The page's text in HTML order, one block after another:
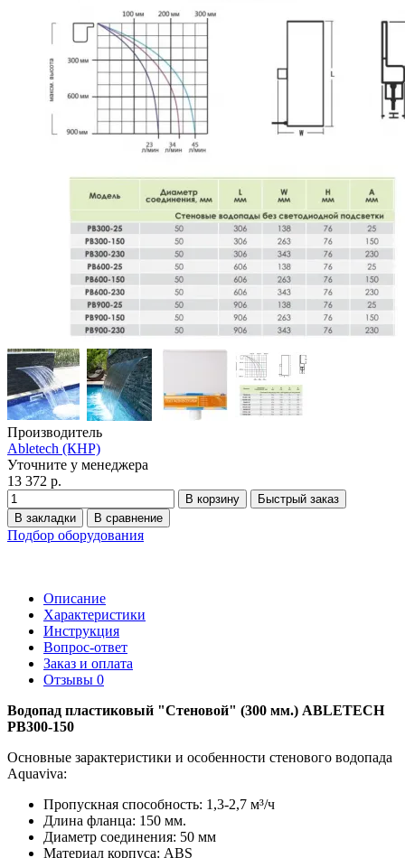
Производитель
Abletech (КНР)
Уточните у менеджера
13 372 р.
В корзину
Быстрый заказ
В закладки
В сравнение
Подбор оборудования
Описание
Характеристики
Инструкция
Вопрос-ответ
Заказ и оплата
Отзывы 0
Водопад пластиковый "Стеновой" (300 мм.) ABLETECH
PB300-150
Основные зарактеристики и особенности стенового водопада
Aquaviva:
Пропускная способность: 1,3-2,7 м³/ч
Длина фланца: 150 мм.
Диаметр соединения: 50 мм
Материал корпуса: ABS